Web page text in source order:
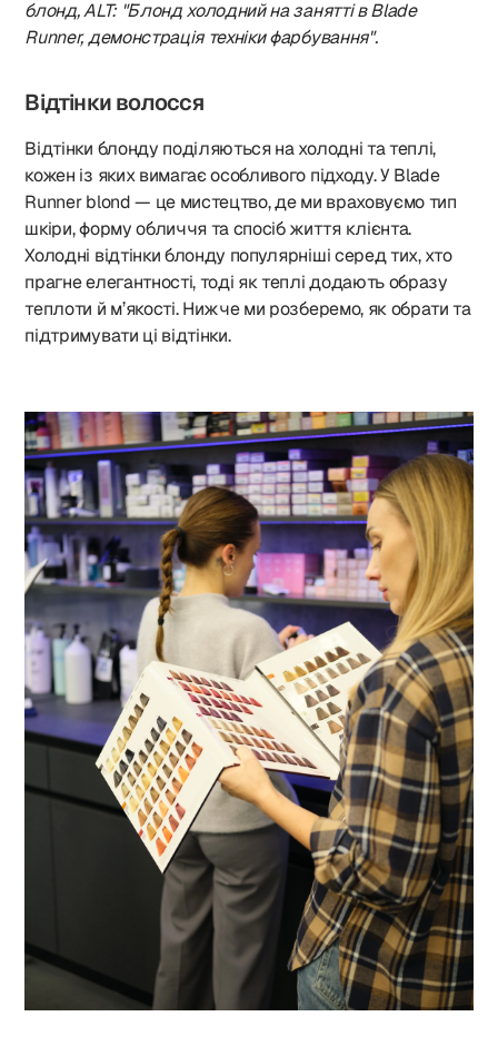
блонд, ALT: "Блонд холодний на занятті в Blade
Runner, демонстрація техніки фарбування".
Відтінки волосся
Відтінки блонду поділяються на холодні та теплі,
кожен із яких вимагає особливого підходу. У Blade
Runner blond — це мистецтво, де ми враховуємо тип
шкіри, форму обличчя та спосіб життя клієнта.
Холодні відтінки блонду популярніші серед тих, хто
прагне елегантності, тоді як теплі додають образу
теплоти й м’якості. Нижче ми розберемо, як обрати та
підтримувати ці відтінки.